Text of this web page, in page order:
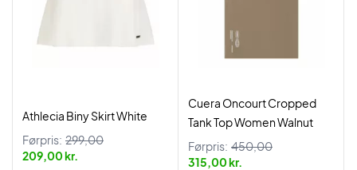
Athlecia Biny Skirt White
Førpris: 299,00
209,00 kr.
Cuera Oncourt Cropped
Tank Top Women Walnut
Førpris: 450,00
315,00 kr.